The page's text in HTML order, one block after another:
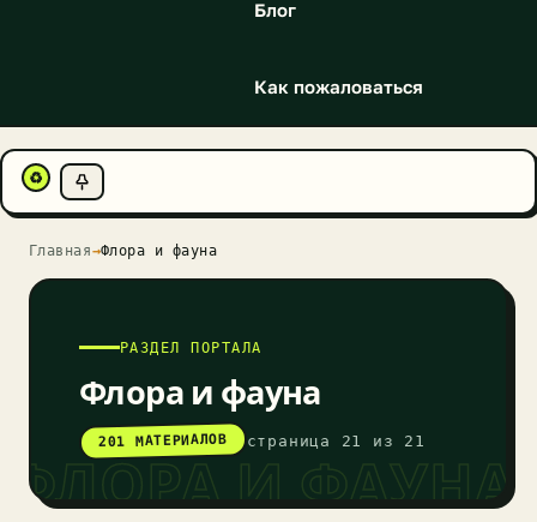
Блог
Как пожаловаться
♻
Главная→Флора и фауна
РАЗДЕЛ ПОРТАЛА
Флора и фауна
201 МАТЕРИАЛОВ страница 21 из 21
ФЛОРА И ФАУНА